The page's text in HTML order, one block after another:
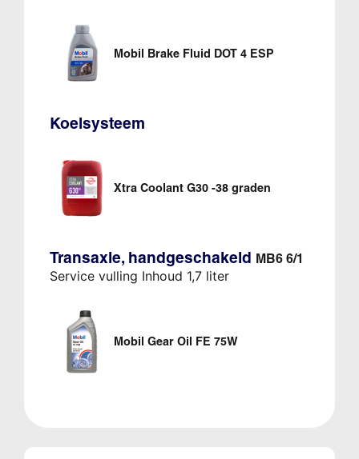
Mobil Brake Fluid DOT 4 ESP
Koelsysteem
Xtra Coolant G30 -38 graden
Transaxle, handgeschakeld MB6 6/1
Service vulling Inhoud 1,7 liter
Mobil Gear Oil FE 75W